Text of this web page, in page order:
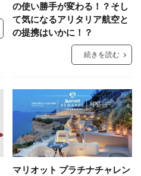
の使い勝手が変わる！？そし
て気になるアリタリア航空と
の提携はいかに！？
続きを読む
マリオット プラチナチャレン